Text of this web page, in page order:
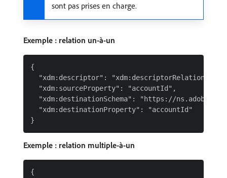
sont pas prises en charge.
Exemple : relation un-à-un
{
"xdm:descriptor":
  "xdm:sourceProperty": "accountId",
"xdm:destinationSchema": "https://
  "xdm:destinationProperty": "accountId"
Exemple : relation multiple-à-un
{